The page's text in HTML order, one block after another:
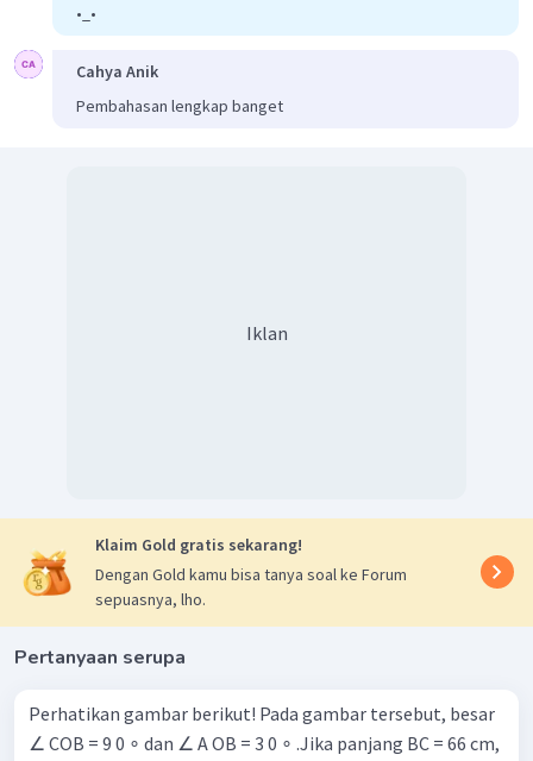
•_•
Cahya Anik
Pembahasan lengkap banget
Iklan
Klaim Gold gratis sekarang!
Dengan Gold kamu bisa tanya soal ke Forum
sepuasnya, lho.
Pertanyaan serupa
Perhatikan gambar berikut! Pada gambar tersebut, besar
∠ COB = 9 0 ∘ dan ∠ A OB = 3 0 ∘ .Jika panjang BC = 66 cm,